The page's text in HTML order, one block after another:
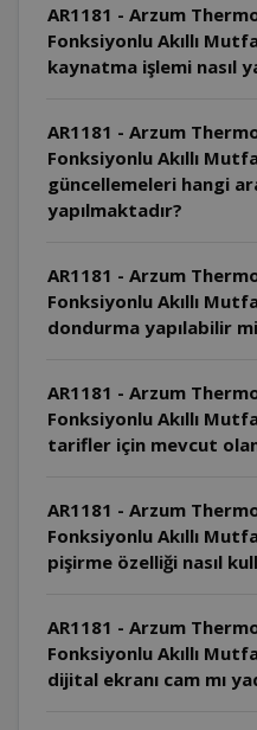
AR1181 - Arzum
Fonksiyonlu Akıllı
kaynatma işlemi nasıl
AR1181 - Arzum
Fonksiyonlu Akıllı
güncellemeleri hangi
yapılmaktadır?
AR1181 - Arzum
Fonksiyonlu Akıllı
dondurma yapılabilir
AR1181 - Arzum
Fonksiyonlu Akıllı
tarifler için mevcut
AR1181 - Arzum
Fonksiyonlu Akıllı
pişirme özelliği nasıl
AR1181 - Arzum
Fonksiyonlu Akıllı
dijital ekranı cam mı